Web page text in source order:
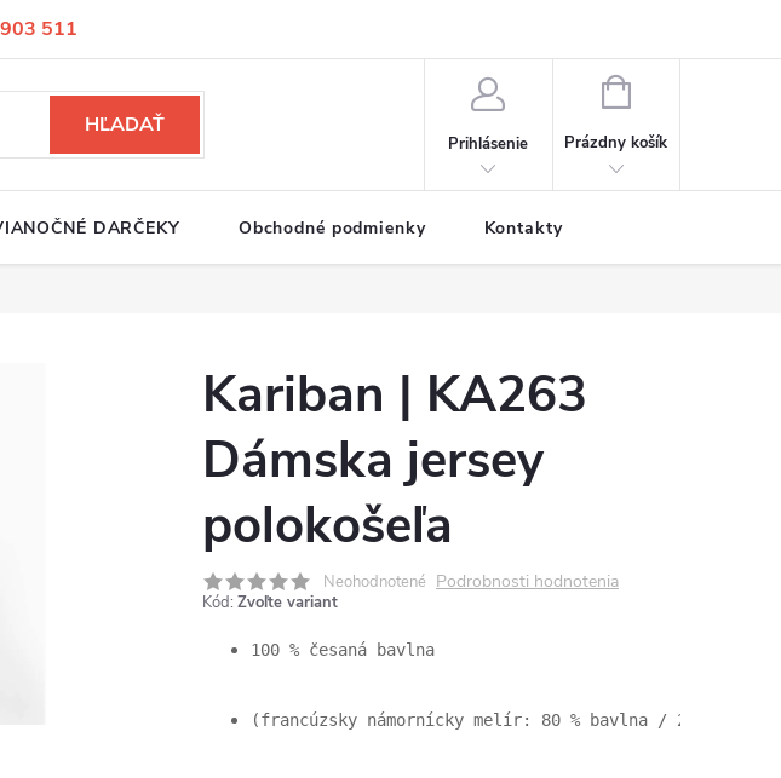
511
Kontakty
HĽADAŤ
Prihlásenie
NÁKUPNÝ
Prázdny košík
DARČEKY Obchodné podmienky Kontakty
Kariban | KA263
Dámska jersey
polokošeľa
Neohodnotené Podrobnosti hodnotenia
Kód: Zvoľte variant
100 % česaná bavlna
(francúzsky námornícky melír: 80 % bavlna / 20 %